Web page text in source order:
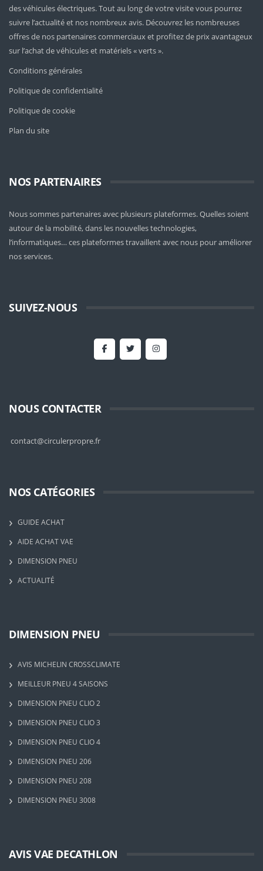
des véhicules électriques. Tout au long de votre visite vous pourrez
suivre l’actualité et nos nombreux avis. Découvrez les nombreuses
offres de nos partenaires commerciaux et profitez de prix avantageux
sur l’achat de véhicules et matériels « verts ».
Conditions générales
Politique de confidentialité
Politique de cookie
Plan du site
NOS PARTENAIRES
Nous sommes partenaires avec plusieurs plateformes. Quelles soient
autour de la mobilité, dans les nouvelles technologies,
l’informatiques… ces plateformes travaillent avec nous pour améliorer
nos services.
SUIVEZ-NOUS
NOUS CONTACTER
contact@circulerpropre.fr
NOS CATÉGORIES
GUIDE ACHAT
AIDE ACHAT VAE
DIMENSION PNEU
ACTUALITÉ
DIMENSION PNEU
AVIS MICHELIN CROSSCLIMATE
MEILLEUR PNEU 4 SAISONS
DIMENSION PNEU CLIO 2
DIMENSION PNEU CLIO 3
DIMENSION PNEU CLIO 4
DIMENSION PNEU 206
DIMENSION PNEU 208
DIMENSION PNEU 3008
AVIS VAE DECATHLON